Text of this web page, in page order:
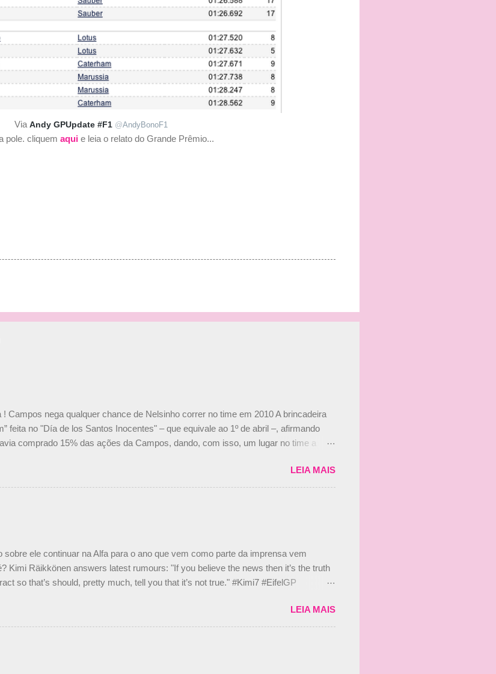
Via Andy GPUpdate #F1 @AndyBonoF1
pole. cliquem aqui e leia o relato do Grande Prêmio...
! Campos nega qualquer chance de Nelsinho correr no time em 2010 A brincadeira
feita no "Día de los Santos Inocentes" – que equivale ao 1º de abril –, afirmando
comprado 15% das ações da Campos, dando, com isso, um lugar no time a
ao declarar que o brasileiro não será o companheiro de Bruno Senna em 2010. "Na
uma oferta de Piquet", admitiu Audetto. “Mas depois de ter assinado com Bruno
ter dois brasileiros”, explicou, dizendo ainda que não tem nada contra o filho do
LEIA MAIS
sobre ele continuar na Alfa para o ano que vem como parte da imprensa vem
Kimi Räikkönen answers latest rumours: "If you believe the news then it’s the truth
so that’s should, pretty much, tell you that it’s not true." #Kimi7 #EifelGP
tantos anos na F1. What is it like to have Kimi as a team mate? 🙌 Over to you,
GSAu1LWnwW — Formula 1 (@F1) October 8, 2020 Beijinhos, Ludy
LEIA MAIS